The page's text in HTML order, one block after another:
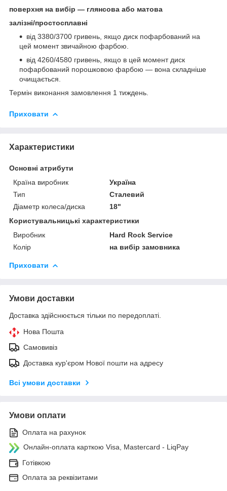
поверхня на вибір — глянсова або матова
залізні/простосплавні
від 3380/3700 гривень, якщо диск пофарбований на
цей момент звичайною фарбою.
від 4260/4580 гривень, якщо в цей момент диск
пофарбований порошковою фарбою — вона складніше
очищається.
Термін виконання замовлення 1 тиждень.
Приховати
Характеристики
Основні атрибути
Країна виробник
Україна
Тип
Сталевий
Діаметр колеса/диска
18"
Користувальницькі характеристики
Виробник
Hard Rock Service
Колір
на вибір замовника
Приховати
Умови доставки
Доставка здійснюється тільки по передоплаті.
Нова Пошта
Самовивіз
Доставка кур'єром Нової пошти на адресу
Всі умови доставки
Умови оплати
Оплата на рахунок
Онлайн-оплата карткою Visa, Mastercard - LiqPay
Готівкою
Оплата за реквізитами